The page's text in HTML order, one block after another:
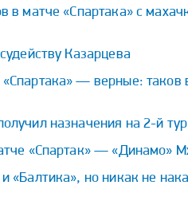
в матче «Спартака» с
Казарцева
— верные: таков
назначения на 2-й
«Спартак» — «Динамо»
«Балтика», но никак не